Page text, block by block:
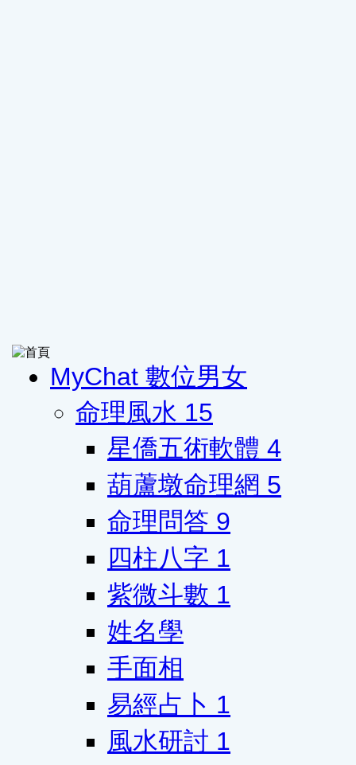
MyChat 數位男女
命理風水 15
星僑五術軟體 4
葫蘆墩命理網 5
命理問答 9
四柱八字 1
紫微斗數 1
姓名學
手面相
易經占卜 1
風水研討 1